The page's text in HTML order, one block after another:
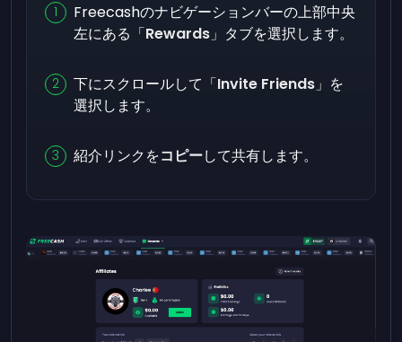
Freecashのナビゲーションバーの上部中央
左にある「Rewards」タブを選択します。
下にスクロールして「Invite Friends」を
選択します。
紹介リンクをコピーして共有します。